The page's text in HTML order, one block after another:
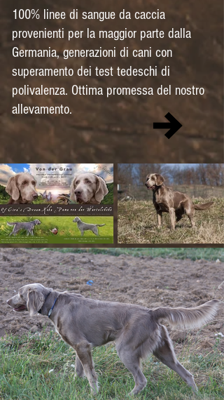
100% linee di sangue da caccia
provenienti per la maggior parte dalla
Germania, generazioni di cani con
superamento dei test tedeschi di
polivalenza. Ottima promessa del nostro
allevamento.